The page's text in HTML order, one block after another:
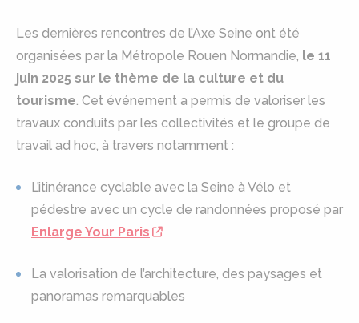
Les dernières rencontres de l’Axe Seine ont été
organisées par la Métropole Rouen Normandie, le 11
juin 2025 sur le thème de la culture et du
tourisme. Cet événement a permis de valoriser les
travaux conduits par les collectivités et le groupe de
travail ad hoc, à travers notamment :
L’itinérance cyclable avec la Seine à Vélo et
pédestre avec un cycle de randonnées proposé par
Enlarge Your Paris
La valorisation de l’architecture, des paysages et
panoramas remarquables